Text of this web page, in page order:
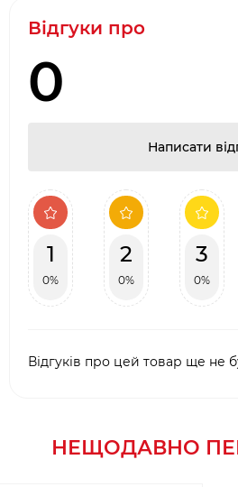
Відгуки про
0
Написати
1
0%
2
0%
3
0%
Відгуків про цей товар ще не
НЕЩОДАВНО